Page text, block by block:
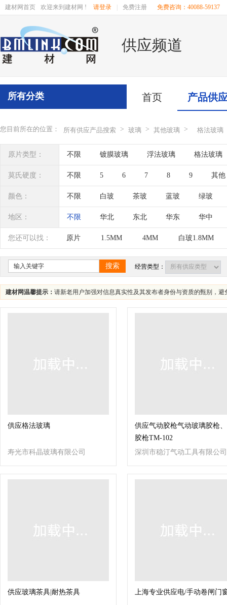
建材网首页 欢迎来到建材网 ! 请登录 免费注册 免费咨询：40088-59137
供应频道
首页 产品供
所有分类
您目前所在的位置： 所有供应产品搜索 > 玻璃 > 其他玻璃 > 格法玻璃
原片类型： 不限 镀膜玻璃 浮法玻璃 格法玻璃
莫氏硬度： 不限 5 6 7 8 9 其他
颜色： 不限 白玻 茶玻 蓝玻 绿玻
地区： 不限 华北 东北 华东 华中
辽宁 吉林 黑龙江 内蒙古 江苏
四川 海南 贵州 云南 西藏
您还可以找： 原片 1.5MM 4MM 白玻1.8MM
搜索 经营类型：
建材网温馨提示： 请新老用户加强对信息真实性及其发布者身份与资质的甄别，
供应格法玻璃
寿光市科晶玻璃有限公司
供应气动胶枪气动玻璃胶枪
胶枪TM-102
深圳市稳汀气动工具有限公司
供应玻璃茶具|耐热茶具 上海专业供应电/手动卷闸门